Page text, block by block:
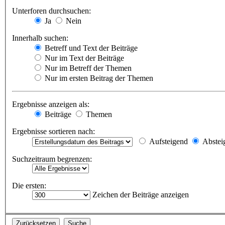
Unterforen durchsuchen:
Ja
Nein
Innerhalb suchen:
Betreff und Text der Beiträge
Nur im Text der Beiträge
Nur im Betreff der Themen
Nur im ersten Beitrag der Themen
Ergebnisse anzeigen als:
Beiträge
Themen
Ergebnisse sortieren nach:
Aufsteigend
Suchzeitraum begrenzen:
Die ersten:
Zeichen der Beiträge anzeigen